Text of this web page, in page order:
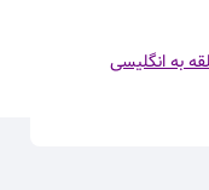
به انگلیسی